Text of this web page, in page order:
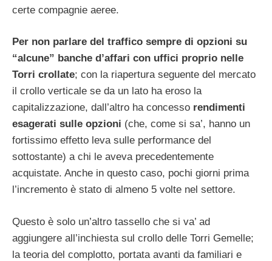
certe compagnie aeree.
Per non parlare del traffico sempre di opzioni su
“alcune” banche d’affari con uffici proprio nelle
Torri crollate; con la riapertura seguente del mercato
il crollo verticale se da un lato ha eroso la
capitalizzazione, dall’altro ha concesso rendimenti
esagerati sulle opzioni (che, come si sa’, hanno un
fortissimo effetto leva sulle performance del
sottostante) a chi le aveva precedentemente
acquistate. Anche in questo caso, pochi giorni prima
l’incremento è stato di almeno 5 volte nel settore.
Questo è solo un’altro tassello che si va’ ad
aggiungere all’inchiesta sul crollo delle Torri Gemelle;
la teoria del complotto, portata avanti da familiari e